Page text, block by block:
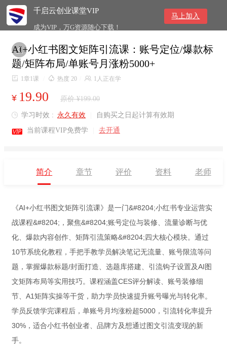
千启云创业课堂VIP
成为VIP，万G资源随心下载！
马上加入

AI+小红书图文矩阵引流课：账号定位/爆款标
题/矩阵布局/单账号月涨粉5000+
 1章1课  热度 20  1人正在学
¥ 19.90 原价 ¥199.00
 学习时效 : 永久有效 自购买之日起计算有效期
 当前课程VIP免费学 去开通
简介 章节 评价 资料 老师
《AI+小红书图文矩阵引流课》是一门&#8204;小红书专业运营实
战课程&#8204;，聚焦&#8204;账号定位与装修、流量诊断与优
化、爆款内容创作、矩阵引流策略&#8204;四大核心模块。通过
10节系统化教程，手把手教学员解决笔记无流量、账号限流等问
题，掌握爆款标题/封面打造、选题库搭建、引流钩子设置及AI图
文矩阵布局等实用技巧。课程涵盖CES评分解读、账号装修细
节、A1矩阵实操等干货，助力学员快速提升账号曝光与转化率。
学员反馈学完课程后，单账号月均涨粉超5000，引流转化率提升
30%，适合小红书创业者、品牌方及想通过图文引流变现的新
手。